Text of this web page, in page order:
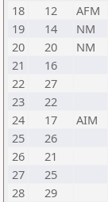
18
12 AFM
19
14 NM
20
20 NM
21
16
22
27
23
22
24
17 AIM
25
26
26
21
27
25
28
29